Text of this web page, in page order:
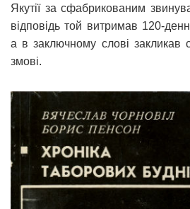
Якутії за сфабрикованим
відповідь той витримав 120-
а в заключному слові закликав
змові.